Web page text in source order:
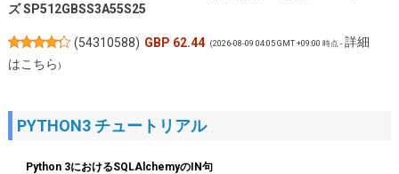
ズ SP512GBSS3A55S25
(54310588) GBP 62.44 (2026-08-09 04:05 GMT +09:00 時点 -詳細
はこちら)
PYTHON3 チュートリアル
Python 3におけるSQLAlchemyのIN句